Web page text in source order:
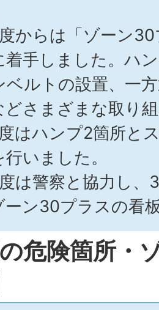
からは「ゾーン
着手しました。ハ
ベルトの設置、一
どさまざまな取り
はハンプ2箇所と
いました。
は警察と協力し
ーン30プラスの看
危険箇所・